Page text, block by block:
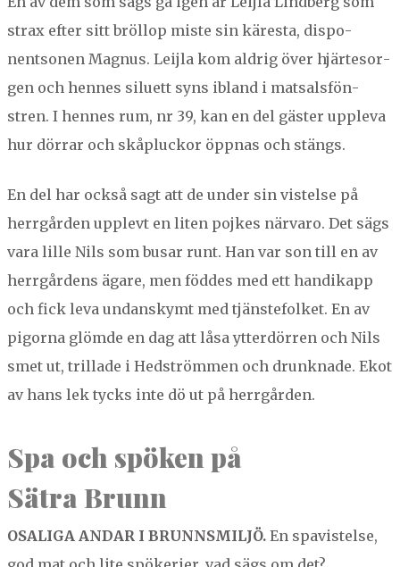
strax efter sitt bröl­lop miste sin käres­ta, dispo­
nentso­nen Mag­nus. Lei­jla kom aldrig över hjärte­sor­
gen och hennes siluett syns ibland i mat­sals­fön­
stren. I hennes rum, nr 39, kan en del gäster uppl­e­va
hur dör­rar och skå­pluck­or öpp­nas och stängs.
En del har ock­så sagt att de under sin vis­telse på
her­rgår­den upplevt en liten pojkes när­varo. Det sägs
vara lille Nils som busar runt. Han var son till en av
her­rgår­dens ägare, men föd­des med ett hand­ikapp
och fick leva undan­skymt med tjän­ste­folket. En av
pig­or­na glömde en dag att låsa ytter­dör­ren och Nils
smet ut, tril­lade i Hed­ström­men och drunk­nade. Ekot
av hans lek tycks inte dö ut på herrgården.
Spa och spöken på
Sätra Brunn
OSALI­GA ANDAR I BRUNNS­MILJÖ. En spavis­telse,